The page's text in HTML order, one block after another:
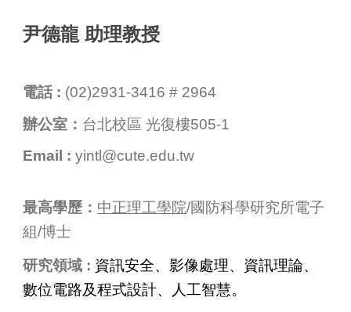
尹德龍 助理教授
電話 : (02)2931-3416 # 2964
辦公室： 台北校區 光復樓505-1
Email : yintl@cute.edu.tw
最高學歷： 中正理工學院/國防科學研究所電子
組/博士
研究領域 : 資訊安全、影像處理、資訊理論、
數位電路及程式設計、人工智慧。